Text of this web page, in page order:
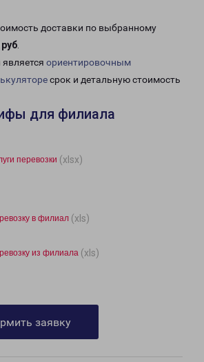
доставки по выбранному
.
ориентировочным
срок и детальную стоимость
для филиала
перевозки (xlsx)
в филиал (xls)
из филиала (xls)
заявку